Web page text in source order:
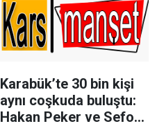
Karabük’te 30 bin kişi
aynı coşkuda buluştu:
Hakan Peker ve Sefo